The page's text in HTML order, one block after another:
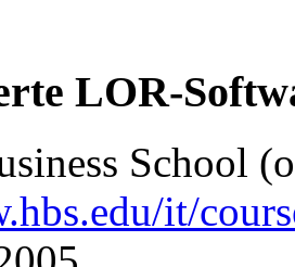
LOR-
School
it/